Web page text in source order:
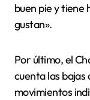
buen pie y tiene
gustan».
Por último, el
cuenta las bajas
movimientos